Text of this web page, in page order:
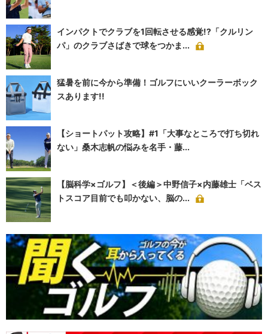
インパクトでクラブを1回転させる感覚!?「クルリン
パ」のクラブさばきで球をつかま...
猛暑を前に今から準備！ゴルフにいいクーラーボック
スあります!!
【ショートパット攻略】#1「大事なところで打ち切れ
ない」桑木志帆の悩みを名手・藤...
【脳科学×ゴルフ】＜後編＞中野信子×内藤雄士「ベス
トスコア目前でも叩かない、脳の...